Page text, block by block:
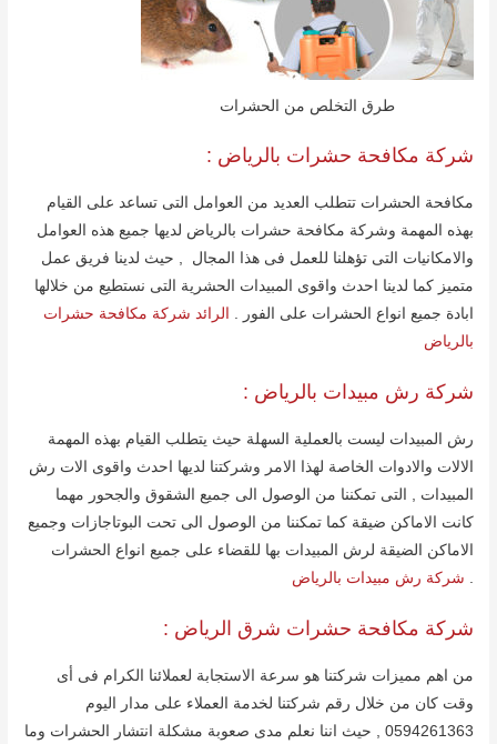
طرق التخلص من الحشرات
شركة مكافحة حشرات بالریاض :
مكافحة الحشرات تتطلب العدید من العوامل التى تساعد على القیام
بھذه المھمة وشركة مكافحة حشرات بالریاض لدیھا جمیع ھذه العوامل
والامكانیات التى تؤھلنا للعمل فى ھذا المجال , حیث لدینا فریق عمل
متمیز كما لدینا احدث واقوى المبیدات الحشریة التى نستطیع من خلالھا
ابادة جمیع انواع الحشرات على الفور .
الرائد شركة مكافحة حشرات
بالرياض
شركة رش مبیدات بالریاض :
رش المبیدات لیست بالعملیة السھلة حیث یتطلب القیام بھذه المھمة
الالات والادوات الخاصة لھذا الامر وشركتنا لدیھا احدث واقوى الات رش
المبیدات , التى تمكننا من الوصول الى جمیع الشقوق والجحور مھما
كانت الاماكن ضیقة كما تمكننا من الوصول الى تحت البوتاجازات وجمیع
الاماكن الضیقة لرش المبیدات بھا للقضاء على جمیع انواع الحشرات
شركة رش مبيدات بالرياض
شركة مكافحة حشرات شرق الریاض :
من اھم ممیزات شركتنا ھو سرعة الاستجابة لعملائنا الكرام فى أى
وقت كان من خلال رقم شركتنا لخدمة العملاء على مدار الیوم
0594261363 , حیث اننا نعلم مدى صعوبة مشكلة انتشار الحشرات وما